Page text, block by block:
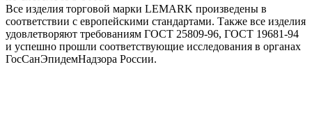
Все изделия торговой марки LEMARK произведены в
соответствии с европейскими стандартами. Также все изделия
удовлетворяют требованиям ГОСТ 25809-96, ГОСТ 19681-94
и успешно прошли соответствующие исследования в органах
ГосСанЭпидемНадзора России.